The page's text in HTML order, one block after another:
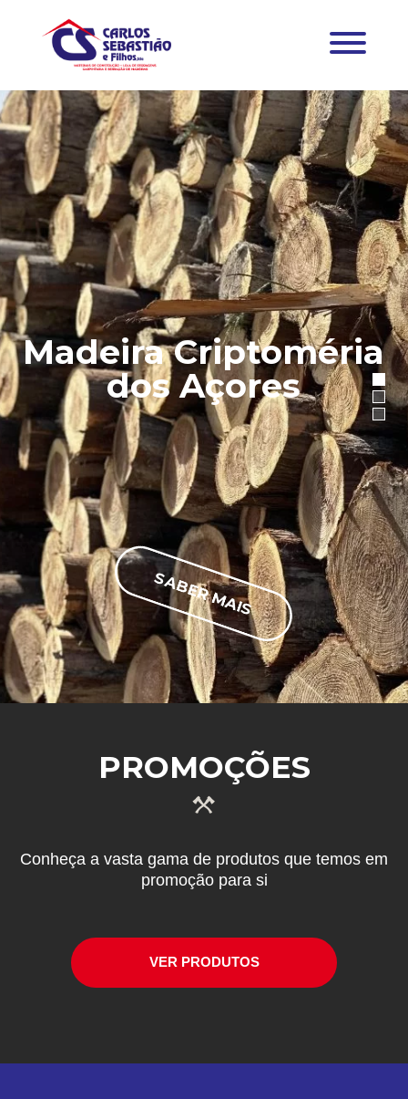
Madeira Criptoméria
dos Açores
SABER MAIS
PROMOÇÕES
Conheça a vasta gama de produtos que temos em
promoção para si
VER PRODUTOS